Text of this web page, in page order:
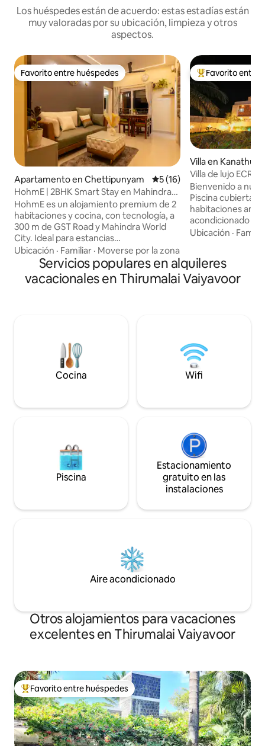
Los huéspedes están de acuerdo: estas estadías están
muy valoradas por su ubicación, limpieza y otros
aspectos.
Favorito entre huéspedes
Favorito entre huéspedes
Apartamento en Chettipunyam Calificación promedio: 5 de
5 (16)
HohmE | 2BHK Smart Stay en Mahindra
City
HohmE es un alojamiento premium de 2
habitaciones y cocina, con tecnología, a
300 m de GST Road y Mahindra World
City. Ideal para estancias
corporativas/familiares, con cerraduras
inteligentes Apple Homekey, aire
acondicionado y ventiladores con
control remoto en cada habitación.
o disfruta de los juegos en el interior.
Ubicada en una comunidad cerrada de la
Toscana con gimnasio, canchas
aeropuerto de pago disponible. ¡El
Ubicación · Familiar · Moverse por la zona
Favorito entre
Favorito entre
Villa en Kanathur
Villa de lujo ECR
piscina cubierta
Bienvenido a
Piscina cubierta 2.
habitaciones
acondicionado - 1
Galería del
Sala de estar
Cocina
costo*) 9.
14. Mostrador de
Juegos al aire
energía
Ubicación ·
Servicios populares en alquileres
vacacionales en Thirumalai Vaiyavoor
Cocina Wifi
Piscina
Estacionamiento
gratuito en las
instalaciones
Aire acondicionado
Otros alojamientos para vacaciones
excelentes en Thirumalai Vaiyavoor
Favorito entre huéspedes preferido
Favorito entre huéspedes